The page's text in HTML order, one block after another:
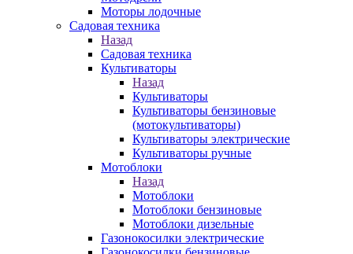
Моторы лодочные
Садовая техника
Назад
Садовая техника
Культиваторы
Назад
Культиваторы
Культиваторы бензиновые
(мотокультиваторы)
Культиваторы электрические
Культиваторы ручные
Мотоблоки
Назад
Мотоблоки
Мотоблоки бензиновые
Мотоблоки дизельные
Газонокосилки электрические